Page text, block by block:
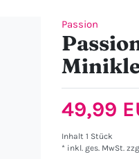
Passion
49,99
Inhalt 1 Stück
* inkl. ges. MwSt.